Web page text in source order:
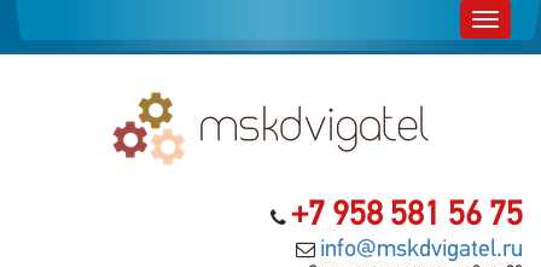
+7 958 581 56 75
info@mskdvigatel.ru